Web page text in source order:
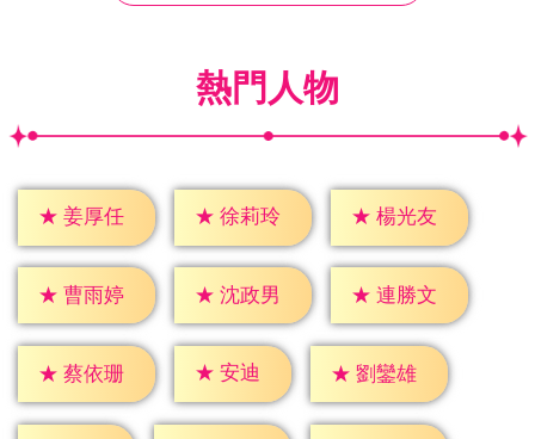
熱門人物
★ 姜厚任 ★ 徐莉玲 ★ 楊光友
★ 曹雨婷 ★ 沈政男 ★ 連勝文
★ 蔡依珊 ★ 安迪 ★ 劉鑾雄